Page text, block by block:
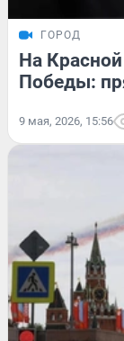
ГОРОД
На
Победы:
9 мая, 2026, 15:56